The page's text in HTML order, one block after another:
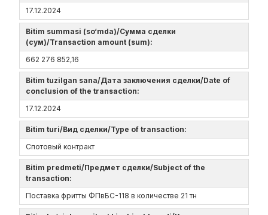
17.12.2024
Bitim summasi (so‘mda)/Сумма сделки
(сум)/Transaction amount (sum):
662 276 852,16
Bitim tuzilgan sana/Дата заключения сделки/Date of
conclusion of the transaction:
17.12.2024
Bitim turi/Вид сделки/Type of transaction:
Спотовый контракт
Bitim predmeti/Предмет сделки/Subject of the
transaction:
Поставка фритты ФПвБС-118 в количестве 21 тн